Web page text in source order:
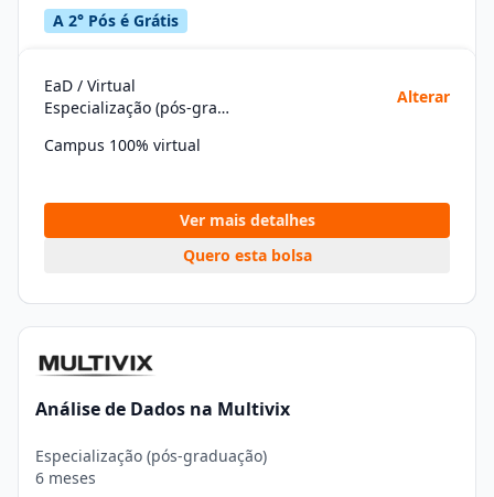
A 2° Pós é Grátis
EaD / Virtual
Especialização (pós-graduação)
Alterar
Campus 100% virtual
Ver mais detalhes
Quero esta bolsa
Análise de Dados na Multivix
Especialização (pós-graduação)
6 meses